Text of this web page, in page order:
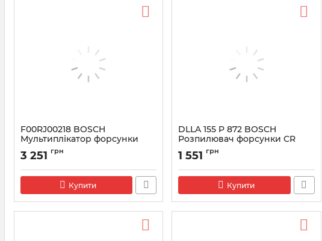
F00RJ00218 BOSCH
Мультиплікатор форсунки
(клапан+шток) Renault
Premium
Артикул: F00RJ00218
3 251 грн
Купити
DLLA 155 P 872 BOSCH
Розпилювач форсунки CR
0433171584
Артикул:
1 551 грн
Купити